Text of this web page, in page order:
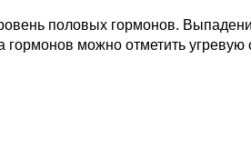
половых гормонов.
можно отметить